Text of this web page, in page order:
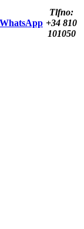
WhatsApp
Tlfno:
+34 810
101050